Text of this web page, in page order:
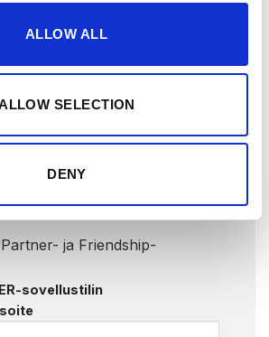
ALLOW ALL
SELECTION
DENY
PEPPER-sovellustilin
ja Friendship-
sovellustilin